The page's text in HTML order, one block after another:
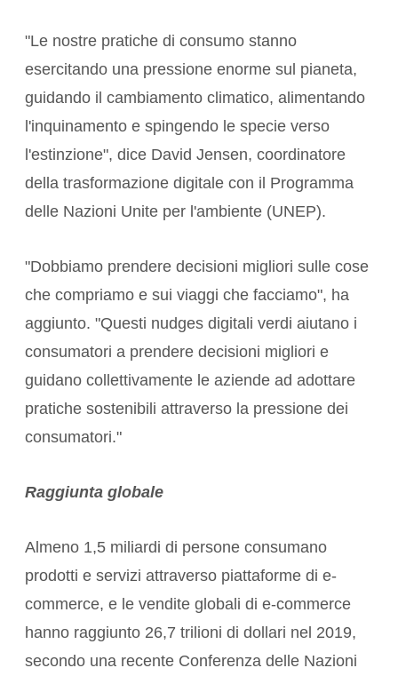
"Le nostre pratiche di consumo stanno
esercitando una pressione enorme sul pianeta,
guidando il cambiamento climatico, alimentando
l'inquinamento e spingendo le specie verso
l'estinzione", dice David Jensen, coordinatore
della trasformazione digitale con il Programma
delle Nazioni Unite per l'ambiente (UNEP).
"Dobbiamo prendere decisioni migliori sulle cose
che compriamo e sui viaggi che facciamo", ha
aggiunto. "Questi nudges digitali verdi aiutano i
consumatori a prendere decisioni migliori e
guidano collettivamente le aziende ad adottare
pratiche sostenibili attraverso la pressione dei
consumatori."
Raggiunta globale
Almeno 1,5 miliardi di persone consumano
prodotti e servizi attraverso piattaforme di e-
commerce, e le vendite globali di e-commerce
hanno raggiunto 26,7 trilioni di dollari nel 2019,
secondo una recente Conferenza delle Nazioni